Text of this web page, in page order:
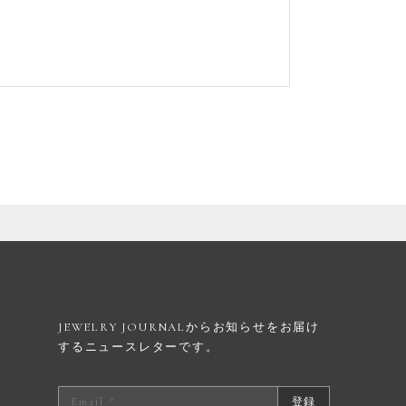
JEWELRY JOURNALからお知らせを お届け
するニュースレターです。
登録